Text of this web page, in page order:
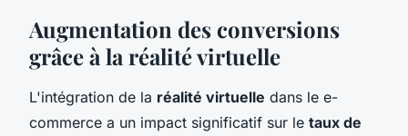
Augmentation des conversions
grâce à la réalité virtuelle
L'intégration de la réalité virtuelle dans le e-
commerce a un impact significatif sur le taux de